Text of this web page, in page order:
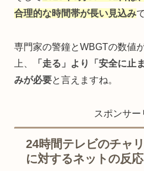
合理的な時間帯が長い見込み
専門家の警鐘とWBGTの数値
上、
「走る」より「安全に止
みが必要と言えますね。
スポンサー
24時間テレビのチャ
に対するネットの反